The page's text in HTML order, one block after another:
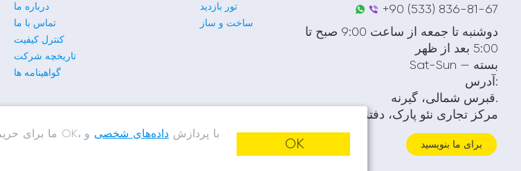
درباره ما
تماس با ما
کنترل کیفیت
تاریخچه شرکت
گواهینامه ها
تور بازدید
ساخت و ساز
+90 (533) 836-81-67
دوشنبه تا جمعه از ساعت 9:00 صبح تا
5:00 بعد از ظهر
Sat-Sun — بسته
آدرس:
قبرس شمالی، گیرنه.
مرکز تجاری نئو پارک، دفتر 11
برای ما بنویسید
ما برای حریم خصوصی شما ارزش قائل هستیم. با کلیک بر روی OK، با پردازش داده‌های شخصی و
OK